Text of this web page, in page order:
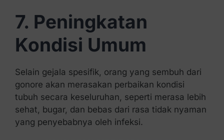
7. Peningkatan
Kondisi Umum
Selain gejala spesifik, orang yang sembuh dari
gonore akan merasakan perbaikan kondisi
tubuh secara keseluruhan, seperti merasa lebih
sehat, bugar, dan bebas dari rasa tidak nyaman
yang penyebabnya oleh infeksi.